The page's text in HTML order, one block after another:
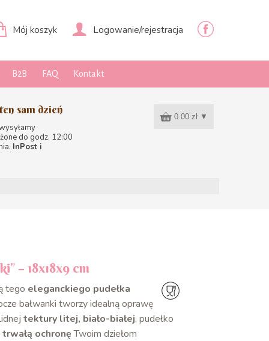
Mój koszyk Logowanie/rejestracja
B2B FAQ Kontakt
sam dzień
do godz. 12:00
InPost i
0.00 zł ▼
– 18x18x9 cm
tego eleganckiego pudełka
bałwanki tworzy idealną oprawę
tektury litej, biało-białej, pudełko
trwałą ochronęTwoim dziełom